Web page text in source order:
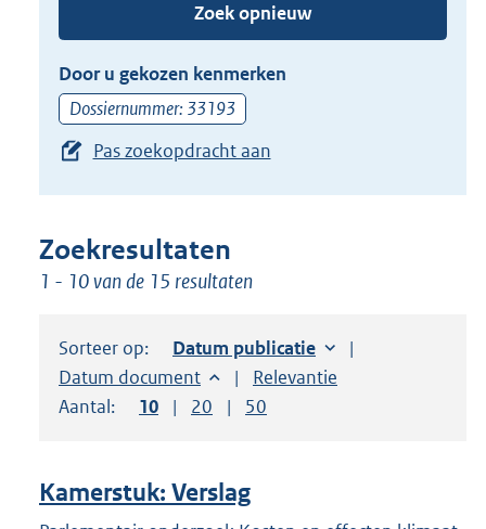
(dossier)nummer
in
of
de
pijl
beneden
toets
suggesties.
Druk
om
uw
Zoek opnieuw
Door u gekozen kenmerken
Dossiernummer: 33193
Pas zoekopdracht aan
Zoekresultaten
1 - 10 van de 15 resultaten
Sorteer op: Sorteer op:
Datum publicatie
Sorteer op:
Datum document Sorteer op:
Relevantie
Aantal:
Toon
10 resultaten per pagina
Toon
20 resultaten per pagina
Toon
50
Kamerstuk: Verslag